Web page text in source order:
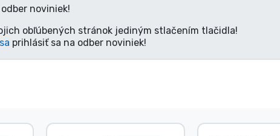
noviniek!
obľúbených stránok jediným stlačením tlačidla!
prihlásiť sa na odber noviniek!